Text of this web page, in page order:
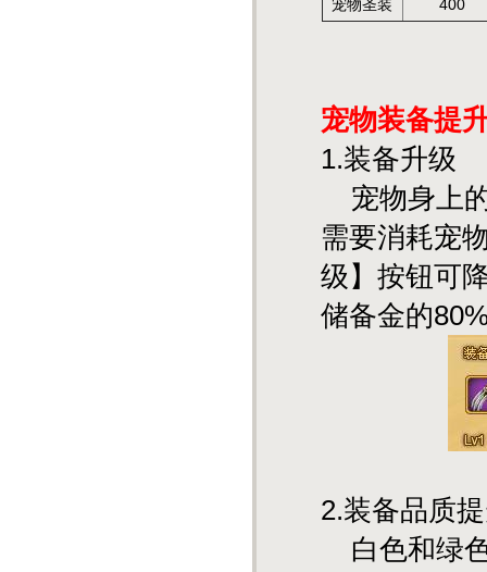
宠物圣装 400
宠物装备提
1.装备升级
宠物身上
需要消耗宠
级】按钮可
储备金的
2.装备品质
白色和绿